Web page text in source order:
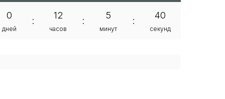
0
дней
:
12
часов
:
5
минут
:
40
секунд